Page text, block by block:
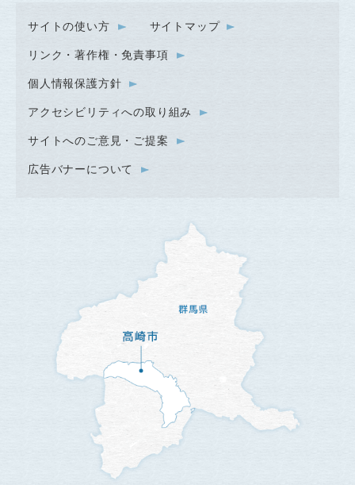
サイトの使い方 サイトマップ
リンク・著作権・免責事項
個人情報保護方針
アクセシビリティへの取り組み
サイトへのご意見・ご提案
広告バナーについて